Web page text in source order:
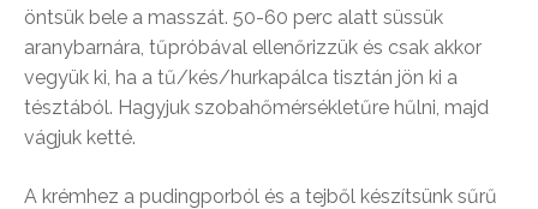
öntsük bele a masszát. 50-60 perc alatt süssük
aranybarnára, tűpróbával ellenőrizzük és csak akkor
vegyük ki, ha a tű/kés/hurkapálca tisztán jön ki a
tésztából. Hagyjuk szobahőmérsékletűre hűlni, majd
vágjuk ketté.
A krémhez a pudingporból és a tejből készítsünk sűrű